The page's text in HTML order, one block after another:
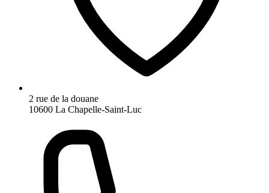
2 rue de la douane
10600 La Chapelle-Saint-Luc